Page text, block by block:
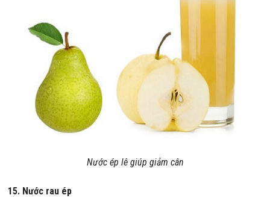
Nước ép lê giúp giảm cân
15. Nước rau ép